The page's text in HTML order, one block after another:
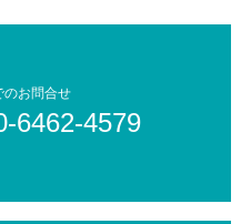
のお問合せ
6462-4579